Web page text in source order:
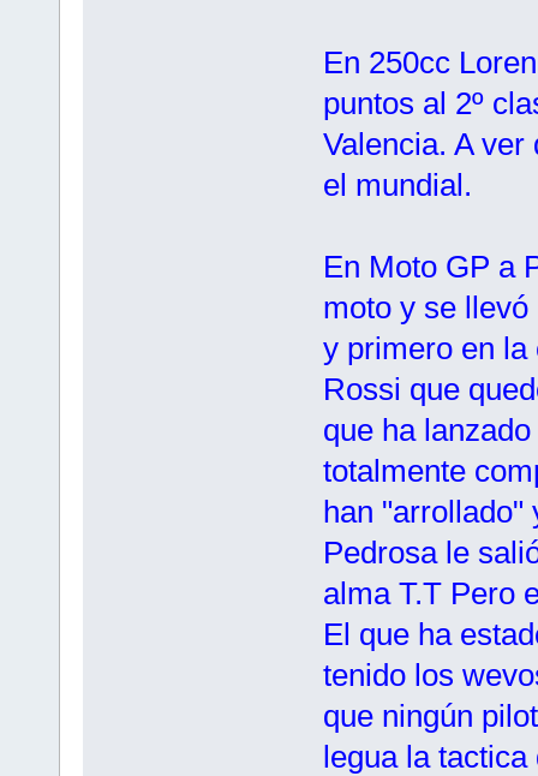
En 250cc
puntos al 2º
Valencia. A ver
el mundial.
En Moto GP a
moto y se
y primero en la
Rossi que
que ha
totalmente
han "arrollado"
Pedrosa le
alma T.T Pero
El que ha
tenido los
que ningún
legua la